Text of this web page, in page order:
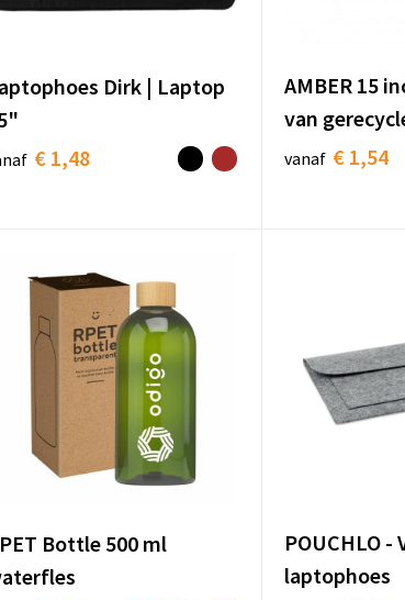
Dirk | Laptop
€ 1,48
AMBER 15
van
vanaf € 1,54
Bottle 500 ml
POUCHLO -
laptophoes